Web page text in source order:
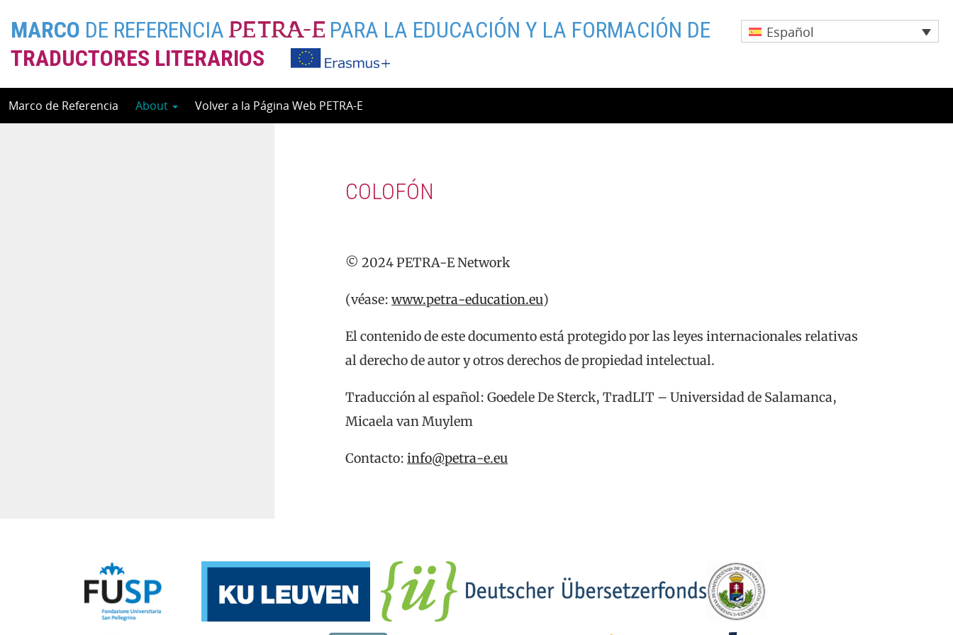
Español
MARCO DE REFERENCIA
PARA LA EDUCACIÓN Y LA FORMACIÓN DE
TRADUCTORES LITERARIOS
Skip
to
Marco de Referencia About Volver a la Página Web PETRA-E
COLOFÓN
© 2024 PETRA-E Network
(véase: www.petra-education.eu)
El contenido de este documento está protegido por las leyes internacionales relativas
al derecho de autor y otros derechos de propiedad intelectual.
Traducción al español: Goedele De Sterck, TradLIT – Universidad de Salamanca,
Micaela van Muylem
Contacto: info@petra-e.eu